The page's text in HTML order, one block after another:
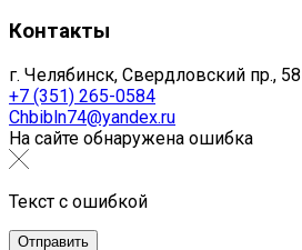
Контакты
г. Челябинск, Свердловский пр., 58
+7 (351) 265-0584
Chbibln74@yandex.ru
На сайте обнаружена ошибка
Текст с ошибкой